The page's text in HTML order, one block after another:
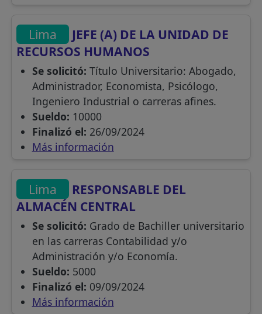
Lima
JEFE (A) DE LA UNIDAD DE
RECURSOS HUMANOS
Se solicitó: Título Universitario: Abogado,
Administrador, Economista, Psicólogo,
Ingeniero Industrial o carreras afines.
Sueldo: 10000
Finalizó el: 26/09/2024
Más información
Lima
RESPONSABLE DEL
ALMACÉN CENTRAL
Se solicitó: Grado de Bachiller universitario
en las carreras Contabilidad y/o
Administración y/o Economía.
Sueldo: 5000
Finalizó el: 09/09/2024
Más información